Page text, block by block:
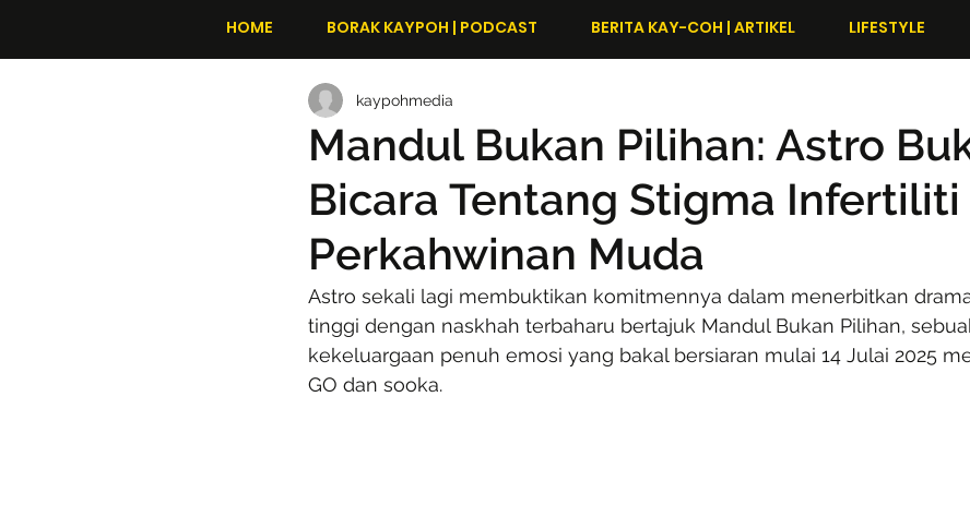
HOME BORAK KAYPOH | PODCAST BERITA KAY-COH | ARTIKEL LIFESTYLE
Mandul Bukan Pilihan: Astro
Bicara Tentang Stigma
Perkahwinan Muda
kaypohmedia
Astro sekali lagi membuktikan komitmennya dalam menerbitkan
tinggi dengan naskhah terbaharu bertajuk Mandul Bukan Pilihan,
kekeluargaan penuh emosi yang bakal bersiaran mulai 14 Julai 2025
GO dan sooka.